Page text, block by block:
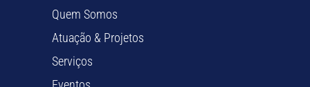
Quem Somos
Atuação & Projetos
Serviços